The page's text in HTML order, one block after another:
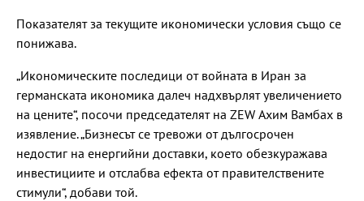
Показателят за текущите икономически условия също се
понижава.
„Икономическите последици от войната в Иран за
германската икономика далеч надхвърлят увеличението
на цените“, посочи председателят на ZEW Ахим Вамбах в
изявление. „Бизнесът се тревожи от дългосрочен
недостиг на енергийни доставки, което обезкуражава
инвестициите и отслабва ефекта от правителствените
стимули“, добави той.